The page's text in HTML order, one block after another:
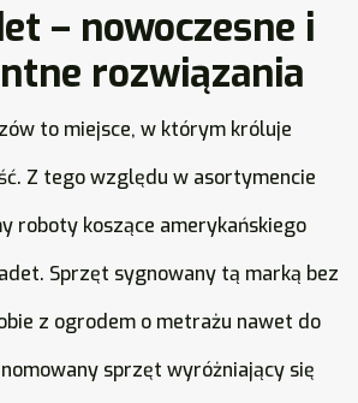
– nowoczesne i
rozwiązania
to miejsce, w którym króluje
Z tego względu w asortymencie
roboty koszące amerykańskiego
Sprzęt sygnowany tą marką bez
z ogrodem o metrażu nawet do
sprzęt wyróżniający się